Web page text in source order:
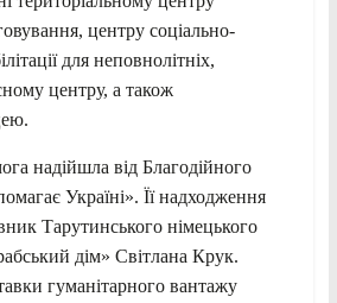
центру соціально-
для неповнолітніх,
центру, а також
надійшла від Благодійного
Україні». Її надходження
Тарутинського німецького
дім» Світлана Крук.
гуманітарного вантажу